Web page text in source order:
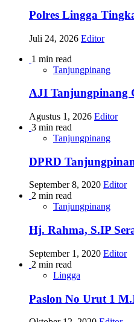
Polres Lingga
Juli 24, 2026 Editor
1 min read
Tanjungpinang
AJI Tanjungpinang
Agustus 1, 2026 Editor
3 min read
Tanjungpinang
DPRD
September 8, 2020 Editor
2 min read
Tanjungpinang
Hj. Rahma, S.IP
September 1, 2020 Editor
2 min read
Lingga
Paslon No Urut 1